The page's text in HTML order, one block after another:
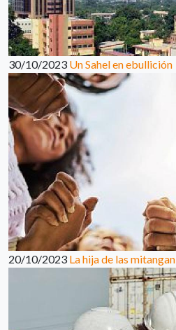
30/10/2023 Un Sahel en ebullición
20/10/2023 La hija de las mitangan